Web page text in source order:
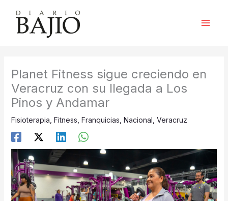
contenido
Planet Fitness sigue creciendo en
Veracruz con su llegada a Los
Pinos y Andamar
Fisioterapia Fitness Franquicias Nacional Veracruz